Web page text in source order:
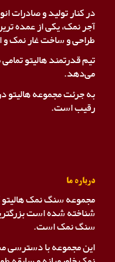
در کنار تولید و صادرات
آجر نمک، یکی از عمده
طراحی و ساخت غار نمک
تیم قدرتمند هالیتو
می‌دهد.
به جرئت مجموعه هالیتو
رقیب است.
درباره ما
مجموعه سنگ نمک
شناخته شده است
سنگ نمک است.
این مجموعه با دسترسی